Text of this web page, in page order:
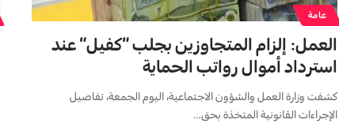
عامة
العمل: إلزام المتجاوزين بجلب “كفيل” عند
استرداد أموال رواتب الحماية
كشفت وزارة العمل والشؤون الاجتماعية، اليوم الجمعة، تفاصيل
الإجراءات القانونية المتخذة بحق…